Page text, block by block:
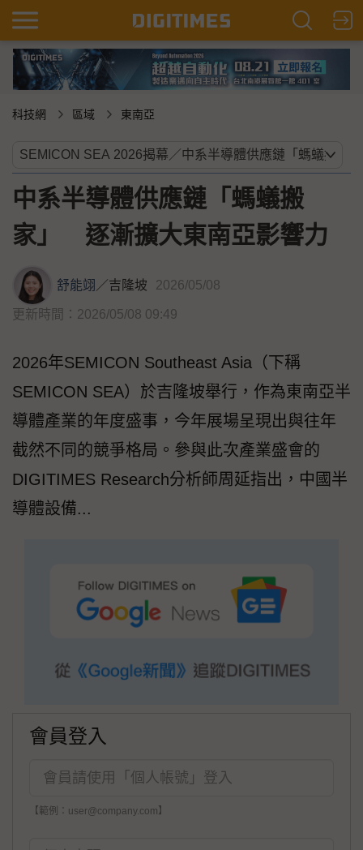
科技網 區域 東南亞
中系半導體供應鏈「螞蟻搬
家」 逐漸擴大東南亞影響力
舒能翊 ／吉隆坡 2026/05/08
更新時間：2026/05/08 09:49
2026年SEMICON Southeast Asia（下稱
SEMICON SEA）於吉隆坡舉行，作為東南亞半
導體產業的年度盛事，今年展場呈現出與往年
截然不同的競爭格局。參與此次產業盛會的
DIGITIMES Research分析師周延指出，中國半
導體設備...
會員登入
【範例：user@company.com】